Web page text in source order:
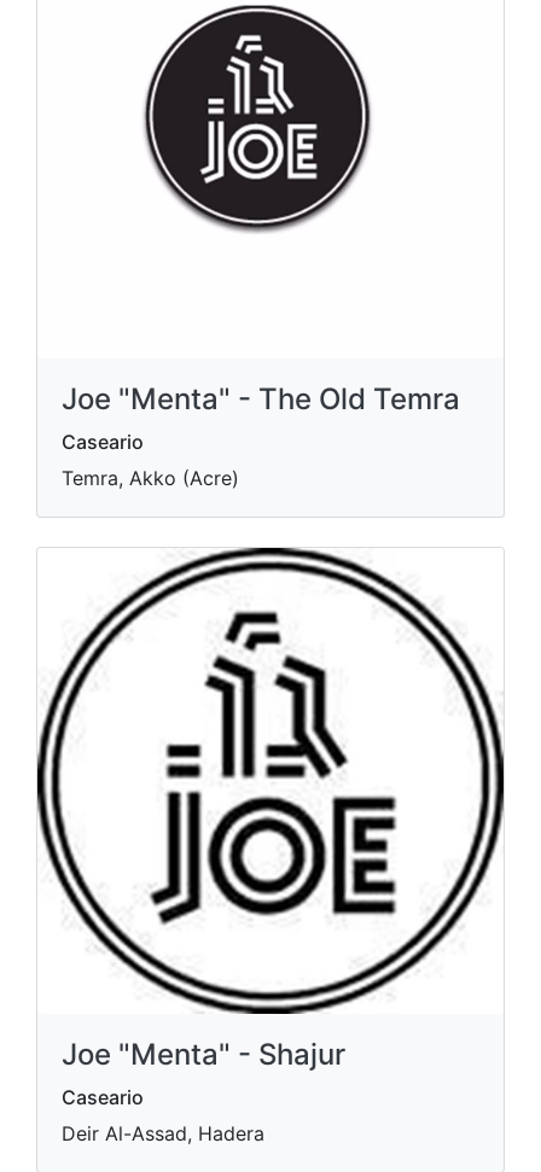
Joe "Menta" - The Old Temra
Caseario
Temra, Akko (Acre)
Joe "Menta" - Shajur
Caseario
Deir Al-Assad, Hadera